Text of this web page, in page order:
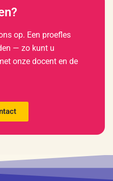
op. Een proefles
— zo kunt u
onze docent en de